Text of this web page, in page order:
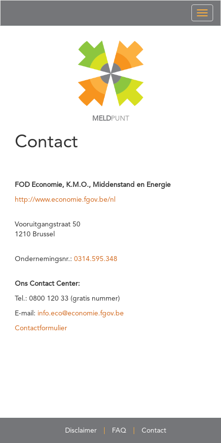
MELDPUNT
Contact
FOD Economie, K.M.O., Middenstand en Energie
http://www.economie.fgov.be/nl
Vooruitgangstraat 50
1210 Brussel
Ondernemingsnr.: 0314.595.348
Ons Contact Center:
Tel.: 0800 120 33 (gratis nummer)
E-mail: info.eco@economie.fgov.be
Contactformulier
Disclaimer FAQ Contact